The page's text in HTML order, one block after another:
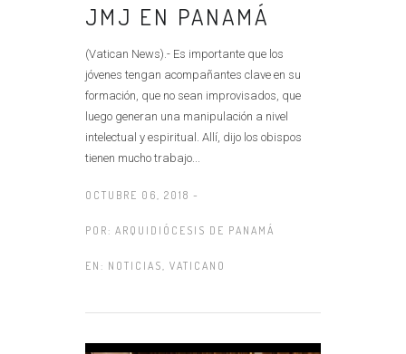
JMJ EN PANAMÁ
(Vatican News).- Es importante que los
jóvenes tengan acompañantes clave en su
formación, que no sean improvisados, que
luego generan una manipulación a nivel
intelectual y espiritual. Allí, dijo los obispos
tienen mucho trabajo...
OCTUBRE 06, 2018 -
POR: ARQUIDIÓCESIS DE PANAMÁ
EN: NOTICIAS VATICANO